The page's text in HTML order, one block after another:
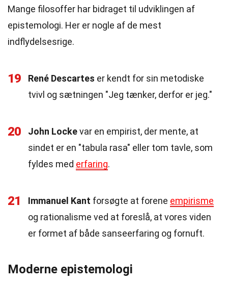
Mange filosoffer har bidraget til udviklingen af
epistemologi. Her er nogle af de mest
indflydelsesrige.
19 René Descartes er kendt for sin metodiske
tvivl og sætningen "Jeg tænker, derfor er jeg."
20 John Lockevar en empirist, der mente, at
sindet er en "tabula rasa" eller tom tavle, som
fyldes med erfaring.
21 Immanuel Kant forsøgte at forene empirisme
og rationalisme ved at foreslå, at vores viden
er formet af både sanseerfaring og fornuft.
Moderne epistemologi